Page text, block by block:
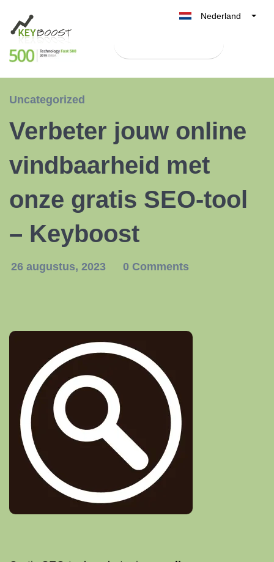
Nederland
België
España
Uncategorized
Verbeter jouw online
vindbaarheid met
onze gratis SEO-tool
– Keyboost
26 augustus, 2023 0 Comments